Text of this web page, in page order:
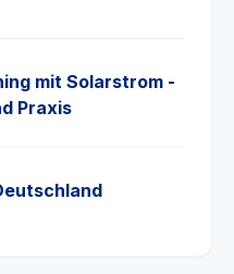
mit Solarstrom -
Praxis